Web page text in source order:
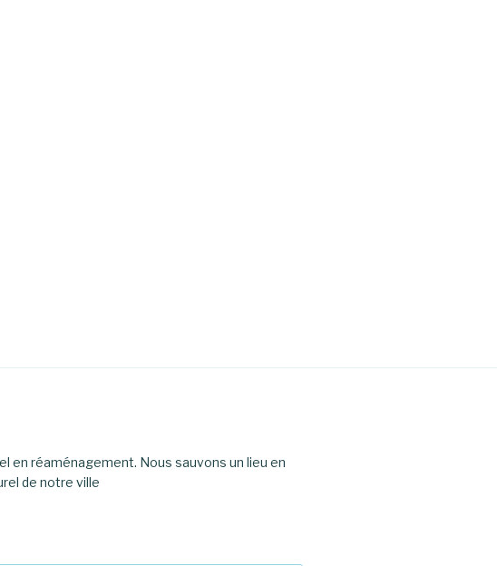
en réaménagement. Nous sauvons un lieu en
de notre ville